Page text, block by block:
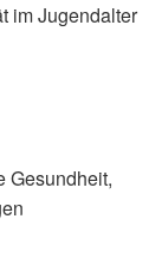
im Jugendalter
Gesundheit,